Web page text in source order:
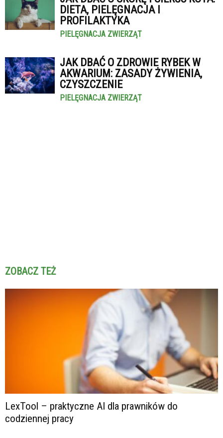
DIETA, PIELĘGNACJA I
PROFILAKTYKA
PIELĘGNACJA ZWIERZĄT
JAK DBAĆ O ZDROWIE RYBEK W
AKWARIUM: ZASADY ŻYWIENIA,
CZYSZCZENIE
PIELĘGNACJA ZWIERZĄT
ZOBACZ TEŻ
LexTool – praktyczne AI dla prawników do
codziennej pracy